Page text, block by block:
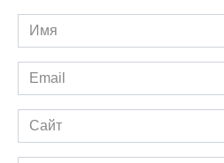
Имя
*
Email
*
Сайт